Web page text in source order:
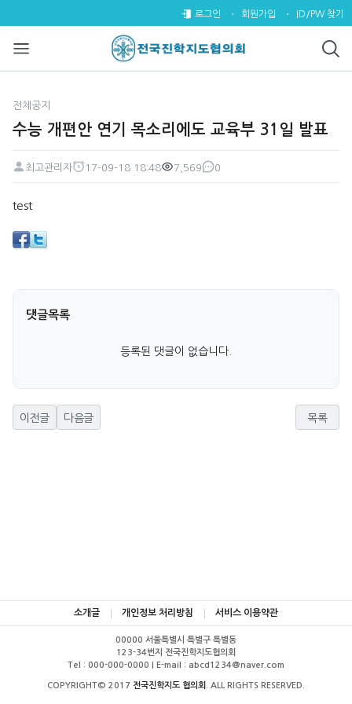
수능 개편안 연기 목소리에도 교
로그인 회원가입 ID/PW 찾기
전체공지
수능 개편안 연기 목소리에도 교육부 31일 발표
페이지 정보
최고관리자
17-09-18 18:48
7,569
댓글
0
본문
test
댓글목록
등록된 댓글이 없습니다.
이전글 다음글 목록
소개글 개인정보 처리방침 서비스 이용약관
00000 서울특별시 특별구 특별동
123-34번지 전국진학지도협의회
Tel : 000-000-0000 | E-mail : abcd1234@naver.com
COPYRIGHT© 2017 전국진학지도 협의회 . ALL RIGHTS RESERVED.